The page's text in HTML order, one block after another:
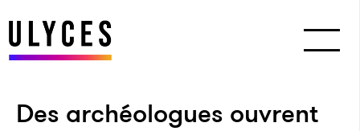
Des archéologues ouvrent